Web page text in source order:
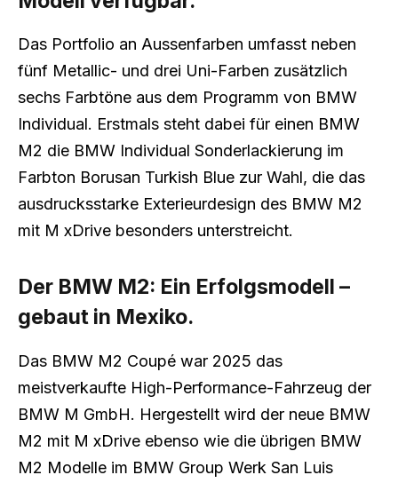
Das Portfolio an Aussenfarben umfasst neben
fünf Metallic- und drei Uni-Farben zusätzlich
sechs Farbtöne aus dem Programm von BMW
Individual. Erstmals steht dabei für einen BMW
M2 die BMW Individual Sonderlackierung im
Farbton Borusan Turkish Blue zur Wahl, die das
ausdrucksstarke Exterieurdesign des BMW M2
mit M xDrive besonders unterstreicht.
Der BMW M2: Ein Erfolgsmodell –
gebaut in Mexiko.
Das BMW M2 Coupé war 2025 das
meistverkaufte High-Performance-Fahrzeug der
BMW M GmbH. Hergestellt wird der neue BMW
M2 mit M xDrive ebenso wie die übrigen BMW
M2 Modelle im BMW Group Werk San Luis